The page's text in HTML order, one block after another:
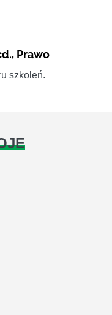
, Prawo
szkoleń.